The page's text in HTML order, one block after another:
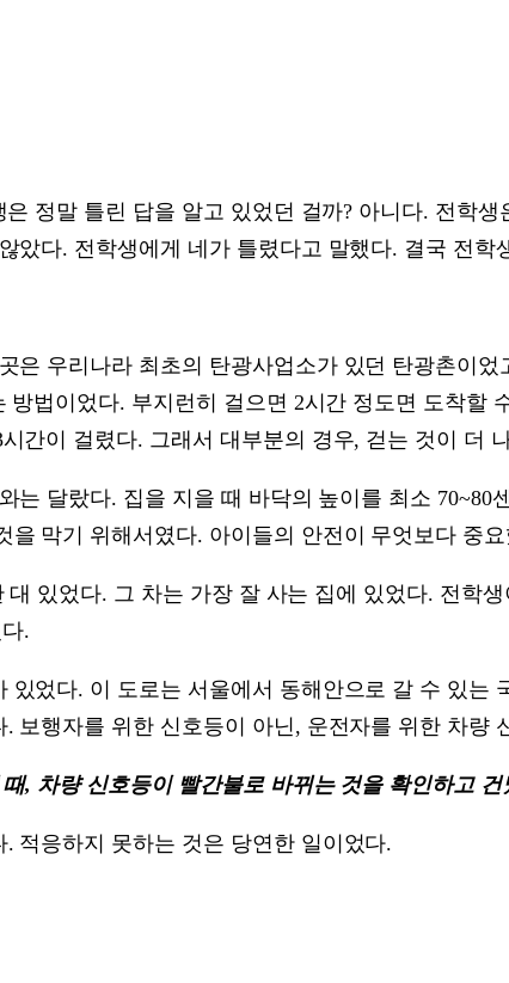
정말 틀린 답을 알고 있었던 걸까? 아니다. 전학
았다. 전학생에게 네가 틀렸다고 말했다. 결국 전학
은 우리나라 최초의 탄광사업소가 있던 탄광촌이
법이었다. 부지런히 걸으면 2시간 정도면 도착할
간이 걸렸다. 그래서 대부분의 경우, 걷는 것이 더
는 달랐다. 집을 지을 때 바닥의 높이를 최소
막기 위해서였다. 아이들의 안전이 무엇보다 중
있었다. 그 차는 가장 잘 사는 집에 있었다. 전학
.
었다. 이 도로는 서울에서 동해안으로 갈 수 있는
보행자를 위한 신호등이 아닌, 운전자를 위한 차량
, 차량 신호등이 빨간불로 바뀌는 것을 확인하고
적응하지 못하는 것은 당연한 일이었다.